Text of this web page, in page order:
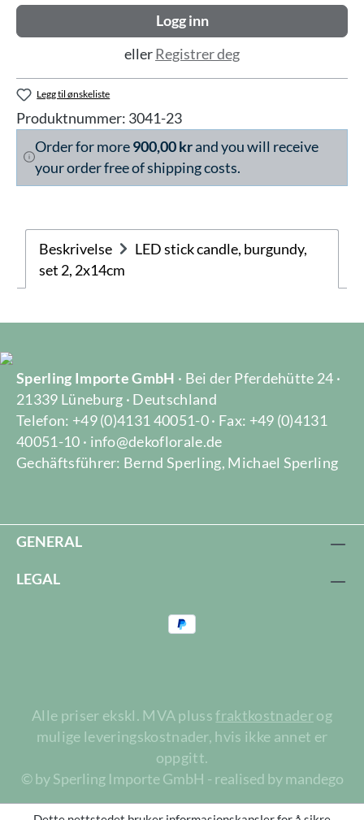
Logg inn
ellerRegistrer deg
Legg til ønskeliste
Produktnummer: 3041-23
Order for more900,00 krand you will receive
your order free of shipping costs.
Beskrivelse
LED stick candle, burgundy,
set 2, 2x14cm
Sperling Importe GmbH · Bei der Pferdehütte 24 ·
21339 Lüneburg · Deutschland
Telefon: +49 (0)4131 40051-0 · Fax: +49 (0)4131
40051-10 · info@dekoflorale.de
Gechäftsführer: Bernd Sperling, Michael Sperling
GENERAL
LEGAL
Alle priser ekskl. MVA plussfraktkostnaderog
mulige leveringskostnader, hvis ikke annet er
oppgitt.
© by Sperling Importe GmbH - realised by mandego